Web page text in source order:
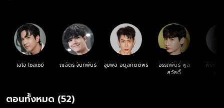
เลโอ โซสเซย์ ณฉัตร จันทพันธ์ จุมพล อดุลกิตติพร
อรรถพันธ์ พูล
สวัสดิ์
พิรพัฒ
ตอนทั้งหมด (52)